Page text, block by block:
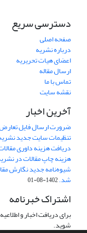
دسترسی سریع
صفحه اصلی
درباره نشریه
اعضای هیات تحریریه
ارسال مقاله
تماس با ما
نقشه سایت
آخرین اخبار
ضرورت ارسال فایل
تنظیمات سایت جدید
دریافت هزینه داوری مقالات از
هزینه چاپ مقالات در
شیوه‌نامه جدید نگارش
شد.1402-08-01
اشتراک خبرنامه
برای دریافت اخبار و
شوید.